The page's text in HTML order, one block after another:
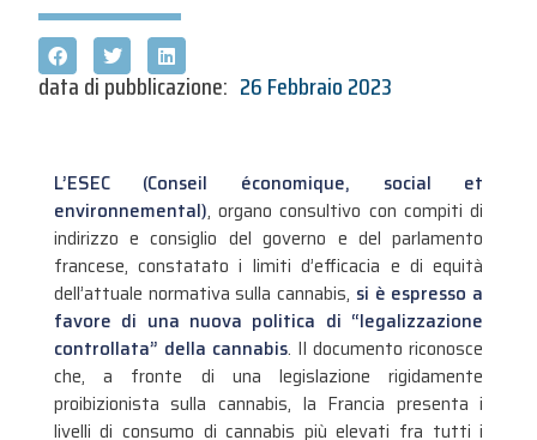
data di pubblicazione: 26 Febbraio 2023
L’ESEC (Conseil économique, social et
environnemental), organo consultivo con compiti di
indirizzo e consiglio del governo e del parlamento
francese, constatato i limiti d’efficacia e di equità
dell’attuale normativa sulla cannabis, si è espresso a
favore di una nuova politica di “legalizzazione
controllata” della cannabis. Il documento riconosce
che, a fronte di una legislazione rigidamente
proibizionista sulla cannabis, la Francia presenta i
livelli di consumo di cannabis più elevati fra tutti i